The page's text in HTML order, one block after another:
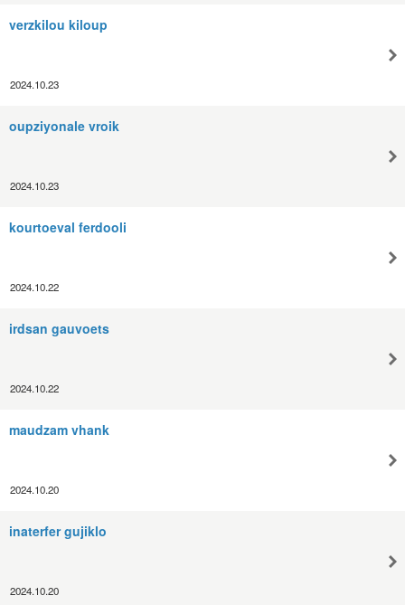
verzkilou kiloup
2024.10.23
oupziyonale vroik
2024.10.23
kourtoeval ferdooli
2024.10.22
irdsan gauvoets
2024.10.22
maudzam vhank
2024.10.20
inaterfer gujiklo
2024.10.20